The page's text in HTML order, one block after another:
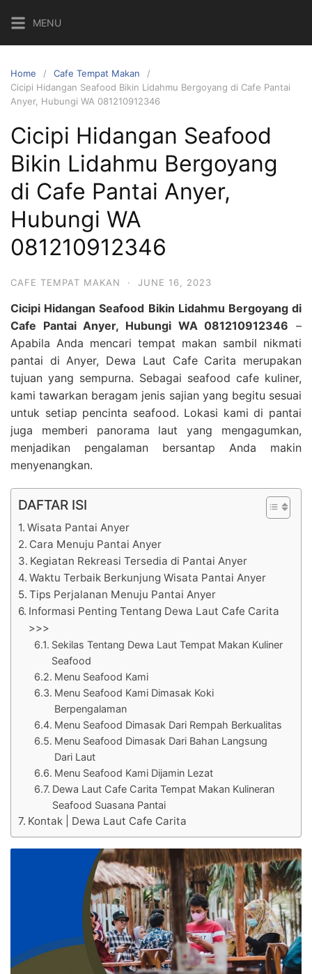
content
MENU
Home
Cafe Tempat Makan
Cicipi Hidangan Seafood Bikin Lidahmu Bergoyang di Cafe Pantai
Anyer, Hubungi WA 081210912346
Cicipi Hidangan Seafood
Bikin Lidahmu Bergoyang
di Cafe Pantai Anyer,
Hubungi WA
081210912346
CAFE TEMPAT MAKAN · JUNE 16, 2023
Cicipi Hidangan Seafood Bikin Lidahmu Bergoyang di
Cafe Pantai Anyer, Hubungi WA 081210912346 –
Apabila Anda mencari tempat makan sambil nikmati
pantai di Anyer, Dewa Laut Cafe Carita merupakan
tujuan yang sempurna. Sebagai seafood cafe kuliner,
kami tawarkan beragam jenis sajian yang begitu sesuai
untuk setiap pencinta seafood. Lokasi kami di pantai
juga memberi panorama laut yang mengagumkan,
menjadikan pengalaman bersantap Anda makin
menyenangkan.
DAFTAR ISI
Wisata Pantai Anyer
Cara Menuju Pantai Anyer
Kegiatan Rekreasi Tersedia di Pantai Anyer
Waktu Terbaik Berkunjung Wisata Pantai Anyer
Tips Perjalanan Menuju Pantai Anyer
Informasi Penting Tentang Dewa Laut Cafe Carita
>>>
Sekilas Tentang Dewa Laut Tempat Makan Kuliner
Seafood
Menu Seafood Kami
Menu Seafood Kami Dimasak Koki
Berpengalaman
Menu Seafood Dimasak Dari Rempah Berkualitas
Menu Seafood Dimasak Dari Bahan Langsung
Dari Laut
Menu Seafood Kami Dijamin Lezat
Dewa Laut Cafe Carita Tempat Makan Kulineran
Seafood Suasana Pantai
Kontak | Dewa Laut Cafe Carita